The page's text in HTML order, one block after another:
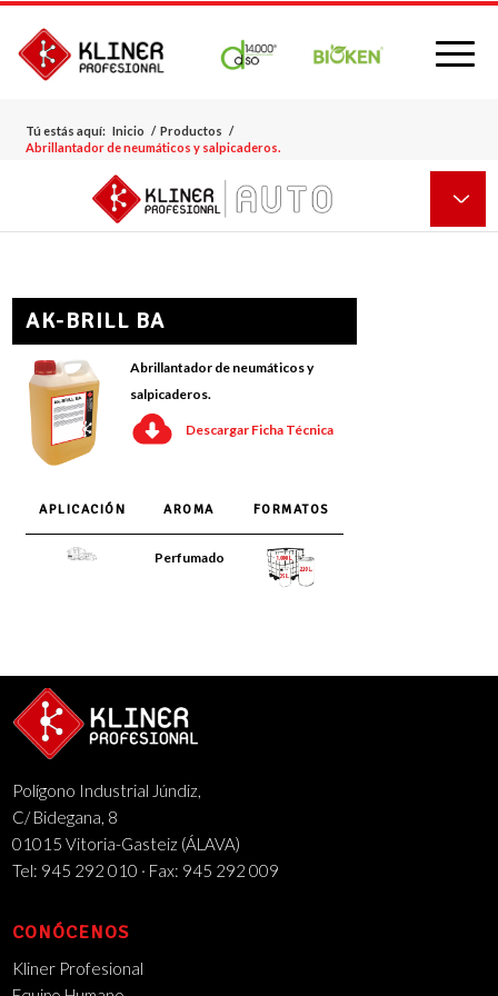
Tú estás aquí: Inicio / Productos /
Abrillantador de neumáticos y salpicaderos.
AK-BRILL BA
Abrillantador de neumáticos y
salpicaderos.
Descargar Ficha Técnica
APLICACIÓN AROMA FORMATOS
Perfumado
Polígono Industrial Júndiz,
C/ Bidegana, 8
01015 Vitoria-Gasteiz (ÁLAVA)
Tel: 945 292 010 · Fax: 945 292 009
CONÓCENOS
Kliner Profesional